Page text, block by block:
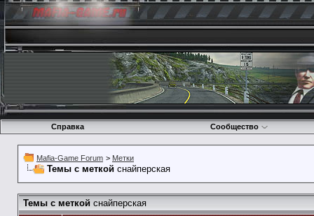
Справка Сообщество
Mafia-Game Forum > Метки
Темы с меткой снайперская
Темы с меткой снайперская